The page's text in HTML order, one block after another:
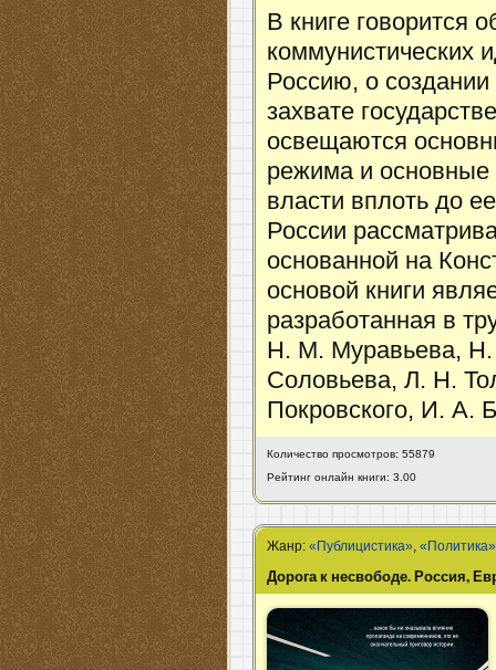
В книге говорится
коммунистических
Россию, о создании
захвате
освещаются
режима и основные
власти вплоть до
России
основанной на
основой книги
разработанная в
Н. М. Муравьева,
Соловьева, Л. Н.
Покровского, И. А.
Количество просмотров: 55879
Рейтинг онлайн книги: 3.00
Жанр:«Публицистика»,«Политика»
Дорога к несвободе. Россия,